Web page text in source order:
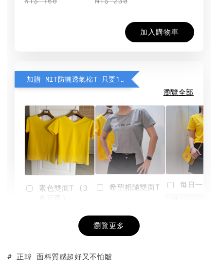
加入購物車
加購 MIT防曬透氣棉T 只要190元
瀏覽全部
素色雙面T (3
+
希望相隨雙面T
NT$ 190
-
每日一笑
瀏覽更多
# 正韓 面料質感超好又不怕皺